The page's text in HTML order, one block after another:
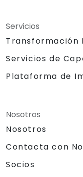
Servicios
Transformación
Servicios de
Plataforma de
Nosotros
Nosotros
Contacta con
Socios